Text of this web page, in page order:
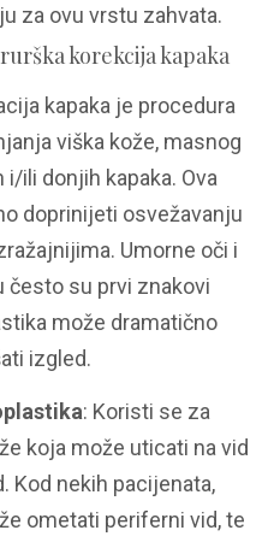
za ovu vrstu zahvata.
korekcija kapaka
kapaka je procedura
viška kože, masnog
ili donjih kapaka. Ova
doprinijeti osvežavanju
Umorne oči i
često su prvi znakovi
može dramatično
izgled.
: Koristi se za
koja može uticati na vid
Kod nekih pacijenata,
ometati periferni vid, te